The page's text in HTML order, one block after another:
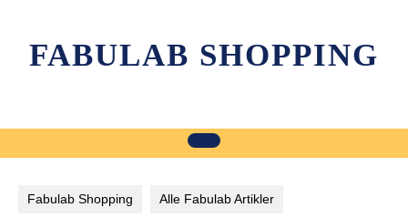
contentFABULAB SHOPPING
Fabulab Shopping Alle Fabulab Artikler